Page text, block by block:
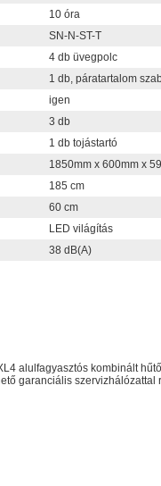
10 óra
SN-N-ST-T
4 db üvegpolc
1 db, páratartalom
igen
3 db
1 db tojástartó
1850mm x 600mm x
185 cm
60 cm
LED világítás
38 dB(A)
alulfagyasztós kombinált
garanciális szervizhálózattal